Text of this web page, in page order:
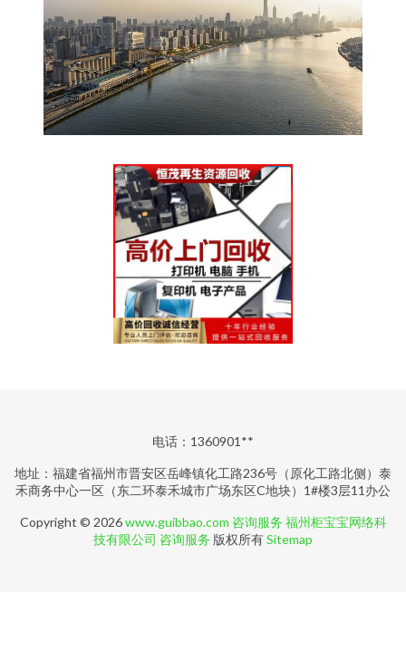
电话：1360901**
地址：福建省福州市晋安区岳峰镇化工路236号（原化工路北侧）泰
禾商务中心一区（东二环泰禾城市广场东区C地块）1#楼3层11办公
Copyright © 2026www.guibbao.com 咨询服务 福州柜宝宝网络科
技有限公司 咨询服务 版权所有Sitemap